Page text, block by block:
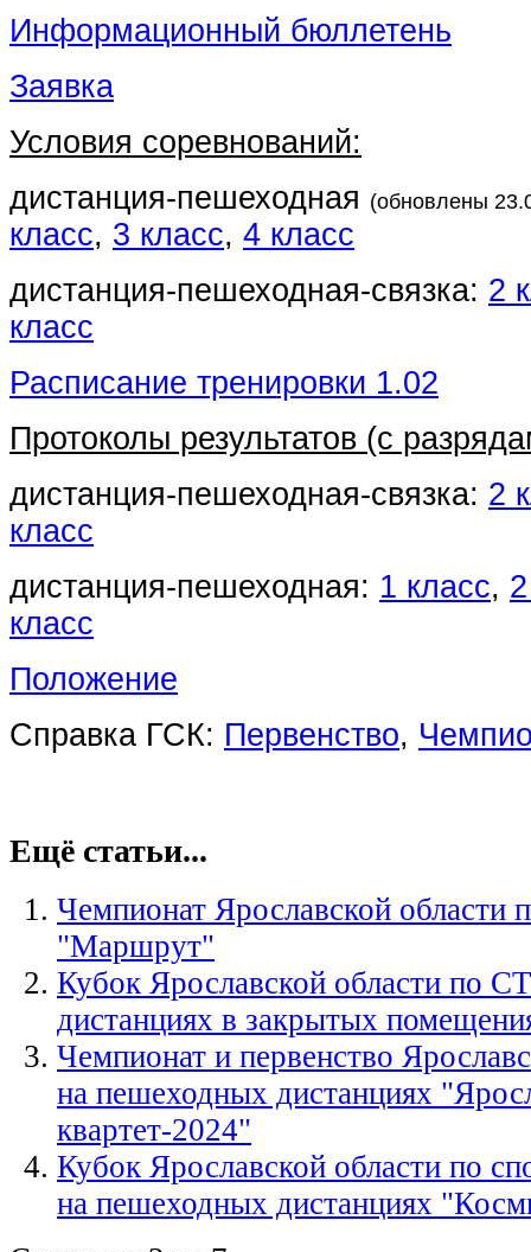
Информационный бюллетень
Заявка
Условия соревнований:
дистанция-пешеходная (обновлены
класс, 3 класс, 4 класс
дистанция-пешеходная-связка: 2
класс
Расписание тренировки 1.02
Протоколы результатов (с
дистанция-пешеходная-связка: 2
класс
дистанция-пешеходная: 1 класс,
класс
Положение
Справка ГСК: Первенство,
Ещё статьи...
Чемпионат Ярославской области
"Маршрут"
Кубок Ярославской области по
дистанциях в закрытых
Чемпионат и первенство
на пешеходных дистанциях
квартет-2024"
Кубок Ярославской области по
на пешеходных дистанциях